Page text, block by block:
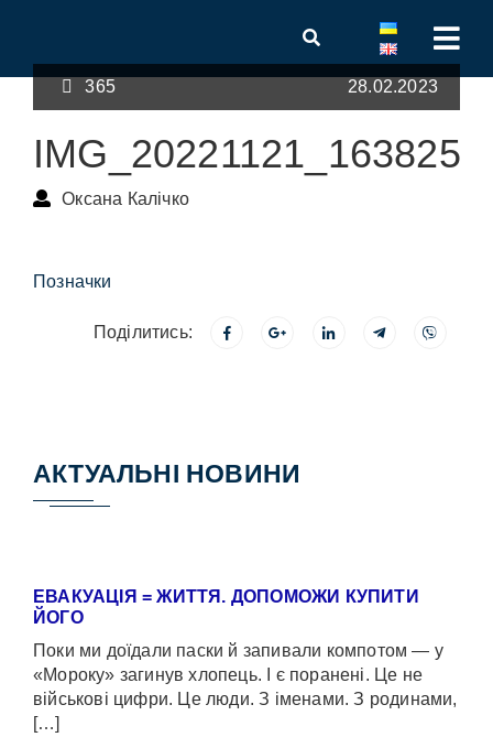
365 28.02.2023
IMG_20221121_163825
Оксана Калічко
Позначки
Поділитись:
АКТУАЛЬНІ НОВИНИ
ЕВАКУАЦІЯ = ЖИТТЯ. ДОПОМОЖИ КУПИТИ
ЙОГО
Поки ми доїдали паски й запивали компотом — у
«Мороку» загинув хлопець. І є поранені. Це не
військові цифри. Це люди. З іменами. З родинами,
[…]